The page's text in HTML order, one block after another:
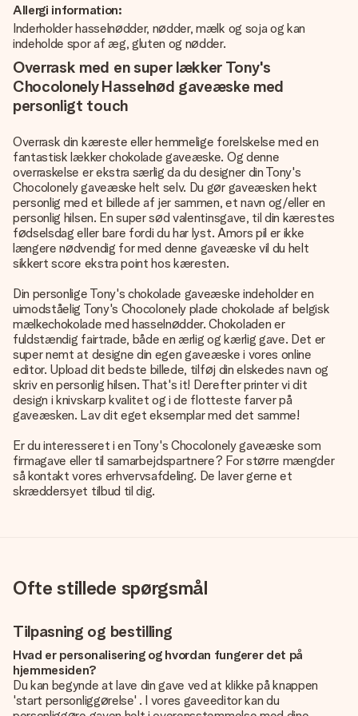
Allergi information:
Inderholder hasselnødder, nødder, mælk og soja og kan
indeholde spor af æg, gluten og nødder.
Overrask med en super lækker Tony's
Chocolonely Hasselnød gaveæske med
personligt touch
Overrask din kæreste eller hemmelige forelskelse med en
fantastisk lækker chokolade gaveæske. Og denne
overraskelse er ekstra særlig da du designer din Tony's
Chocolonely gaveæske helt selv. Du gør gaveæsken hekt
personlig med et billede af jer sammen, et navn og/eller en
personlig hilsen. En super sød valentinsgave, til din kærestes
fødselsdag eller bare fordi du har lyst. Amors pil er ikke
længere nødvendig for med denne gaveæske vil du helt
sikkert score ekstra point hos kæresten.
Din personlige Tony's chokolade gaveæske indeholder en
uimodståelig Tony's Chocolonely plade chokolade af belgisk
mælkechokolade med hasselnødder. Chokoladen er
fuldstændig fairtrade, både en ærlig og kærlig gave. Det er
super nemt at designe din egen gaveæske i vores online
editor. Upload dit bedste billede, tilføj din elskedes navn og
skriv en personlig hilsen. That's it! Derefter printer vi dit
design i knivskarp kvalitet og i de flotteste farver på
gaveæsken. Lav dit eget eksemplar med det samme!
Er du interesseret i en Tony's Chocolonely gaveæske som
firmagave eller til samarbejdspartnere? For større mængder
så kontakt vores erhvervsafdeling. De laver gerne et
skræddersyet tilbud til dig.
Ofte stillede spørgsmål
Tilpasning og bestilling
Hvad er personalisering og hvordan fungerer det på
hjemmesiden?
Du kan begynde at lave din gave ved at klikke på knappen
'start personliggørelse' . I vores gaveeditor kan du